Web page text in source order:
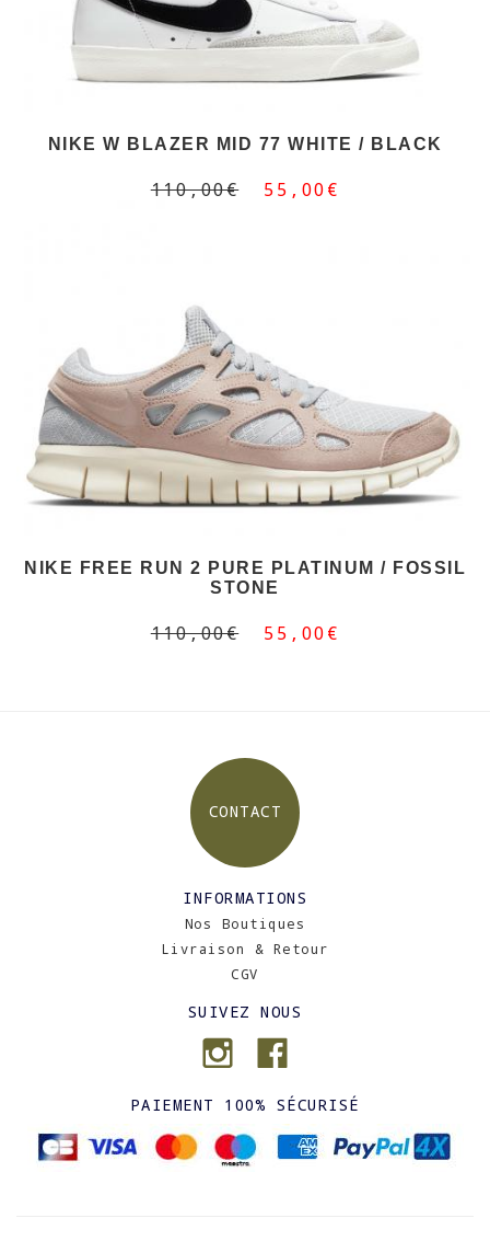
NIKE W BLAZER MID 77 WHITE / BLACK
110,00€ 55,00€
NIKE FREE RUN 2 PURE PLATINUM / FOSSIL
STONE
110,00€ 55,00€
CONTACT
INFORMATIONS
Nos Boutiques
Livraison & Retour
CGV
SUIVEZ NOUS
PAIEMENT 100% SÉCURISÉ